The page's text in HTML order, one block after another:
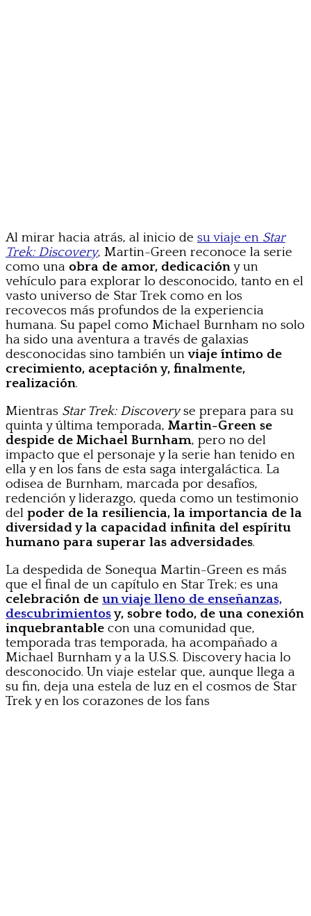
Al mirar hacia atrás, al inicio de su viaje en Star
Trek: Discovery, Martin-Green reconoce la serie
como una obra de amor, dedicacióny un
vehículo para explorar lo desconocido, tanto en el
vasto universo de Star Trek como en los
recovecos más profundos de la experiencia
humana. Su papel como Michael Burnham no solo
ha sido una aventura a través de galaxias
desconocidas sino también unviaje íntimo de
crecimiento, aceptación y, finalmente,
realización.
Mientras Star Trek: Discoveryse prepara para su
quinta y última temporada, Martin-Green se
despide de Michael Burnham, pero no del
impacto que el personaje y la serie han tenido en
ella y en los fans de esta saga intergaláctica. La
odisea de Burnham, marcada por desafíos,
redención y liderazgo, queda como un testimonio
del poder de la resiliencia, la importancia de la
diversidad y la capacidad infinita del espíritu
humano para superar las adversidades.
La despedida de Sonequa Martin-Green es más
que el final de un capítulo en Star Trek; es una
celebración de un viaje lleno de enseñanzas,
descubrimientosy, sobre todo, de una conexión
inquebrantable con una comunidad que,
temporada tras temporada, ha acompañado a
Michael Burnham y a la U.S.S. Discovery hacia lo
desconocido. Un viaje estelar que, aunque llega a
su fin, deja una estela de luz en el cosmos de Star
Trek y en los corazones de los fans